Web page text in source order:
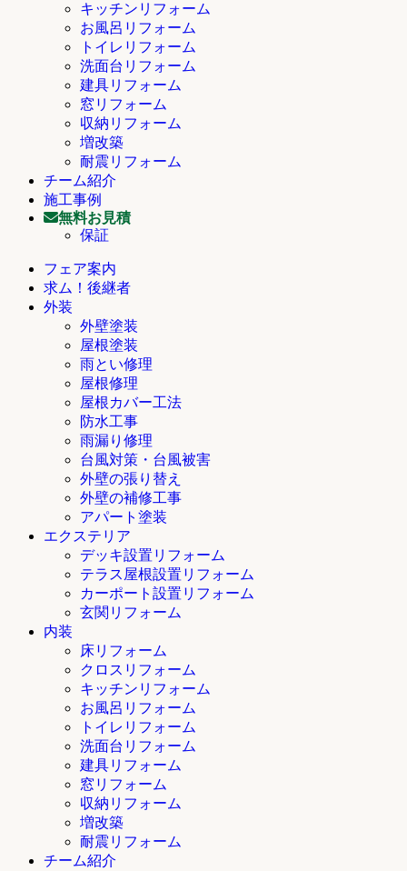
キッチンリフォーム
お風呂リフォーム
トイレリフォーム
洗面台リフォーム
建具リフォーム
窓リフォーム
収納リフォーム
増改築
耐震リフォーム
チーム紹介
施工事例
無料お見積
保証
フェア案内
求ム！後継者
外装
外壁塗装
屋根塗装
雨とい修理
屋根修理
屋根カバー工法
防水工事
雨漏り修理
台風対策・台風被害
外壁の張り替え
外壁の補修工事
アパート塗装
エクステリア
デッキ設置リフォーム
テラス屋根設置リフォーム
カーポート設置リフォーム
玄関リフォーム
内装
床リフォーム
クロスリフォーム
キッチンリフォーム
お風呂リフォーム
トイレリフォーム
洗面台リフォーム
建具リフォーム
窓リフォーム
収納リフォーム
増改築
耐震リフォーム
チーム紹介